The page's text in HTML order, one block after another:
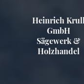
Heinrich Krull
GmbH
Sägewerk &
Holzhandel